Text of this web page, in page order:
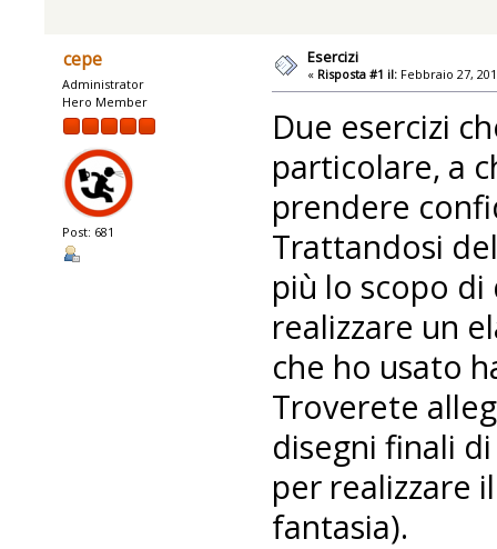
cepe
Administrator
Hero Member
Post: 681
Esercizi
« Risposta #1 il: Febbraio 27,
Due esercizi
particolare, a
prendere
Trattandosi
più lo scopo
realizzare un
che ho usato
Troverete
disegni finali
per realizzare
fantasia).